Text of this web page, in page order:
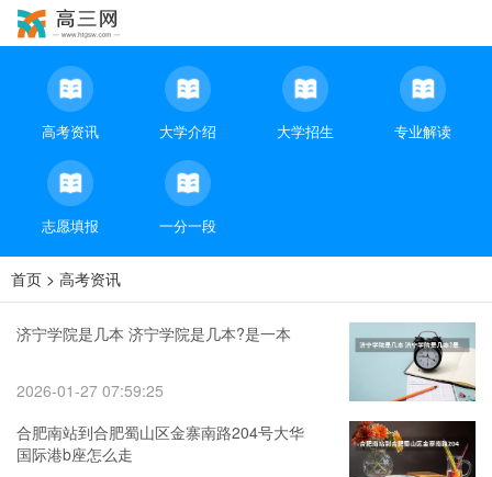
高考资讯 大学介绍 大学招生 专业解读
志愿填报 一分一段
首页 > 高考资讯
济宁学院是几本 济宁学院是几本?是一本
2026-01-27 07:59:25
合肥南站到合肥蜀山区金寨南路204号大华
国际港b座怎么走